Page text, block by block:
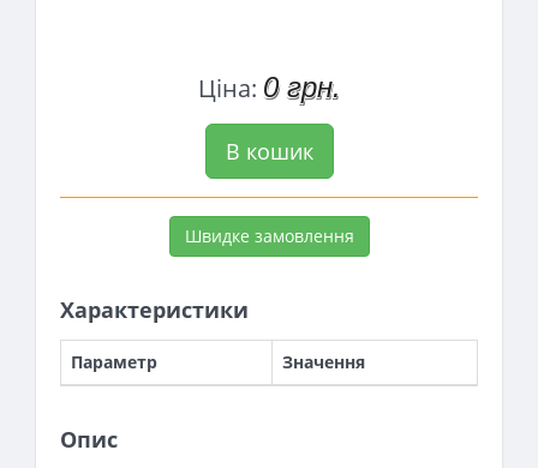
Ціна: 0 грн.
В кошик
Швидке замовлення
Характеристики
Параметр Значення
Опис